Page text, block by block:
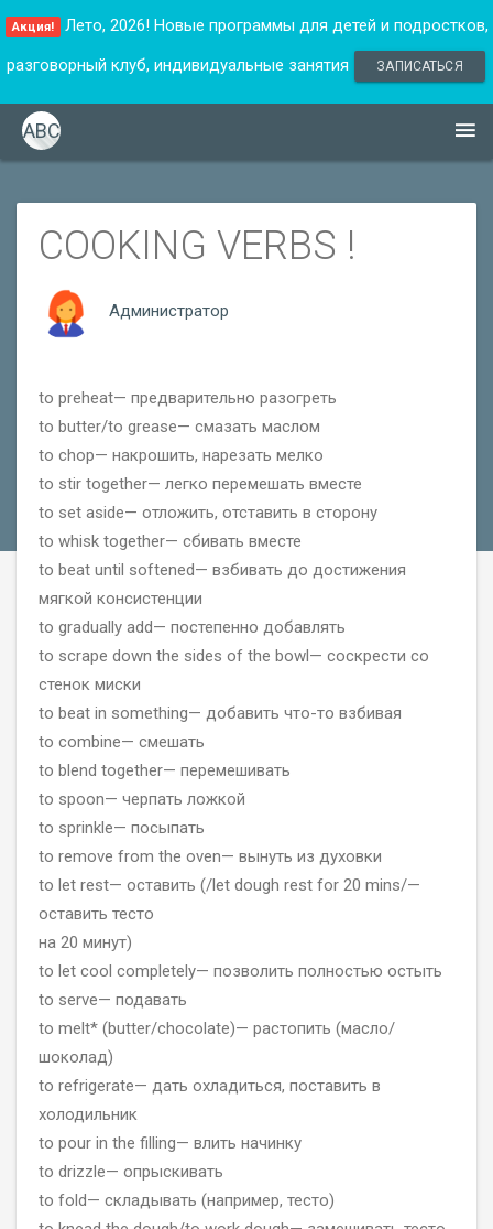
Акция! Лето, 2026! Новые программы для детей и подростков,
разговорный клуб, индивидуальные занятия
ЗАПИСАТЬСЯ
ABC
СOOKING VERBS !
Администратор
to preheat— предварительно разогреть
to butter/to grease— смазать маслом
to chop— накрошить, нарезать мелко
to stir together— легко перемешать вместе
to set aside— отложить, отставить в сторону
to whisk together— сбивать вместе
to beat until softened— взбивать до достижения
мягкой консистенции
to gradually add— постепенно добавлять
to scrape down the sides of the bowl— соскрести со
стенок миски
to beat in something— добавить что-то взбивая
to combine— смешать
to blend together— перемешивать
to spoon— черпать ложкой
to sprinkle— посыпать
to remove from the oven— вынуть из духовки
to let rest— оставить (/let dough rest for 20 mins/—
оставить тесто
на 20 минут)
to let cool completely— позволить полностью остыть
to serve— подавать
to melt* (butter/chocolate)— растопить (масло/
шоколад)
to refrigerate— дать охладиться, поставить в
холодильник
to pour in the filling— влить начинку
to drizzle— опрыскивать
to fold— складывать (например, тесто)